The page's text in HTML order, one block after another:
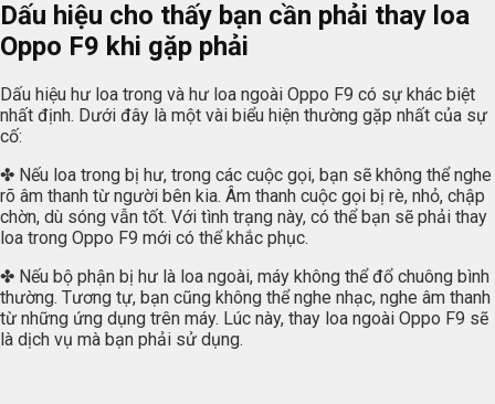
Dấu hiệu cho thấy bạn cần phải thay loa
Oppo F9 khi gặp phải
Dấu hiệu hư loa trong và hư loa ngoài Oppo F9 có sự khác biệt
nhất định. Dưới đây là một vài biểu hiện thường gặp nhất của sự
cố:
✤ Nếu loa trong bị hư, trong các cuộc gọi, bạn sẽ không thể nghe
rõ âm thanh từ người bên kia. Âm thanh cuộc gọi bị rè, nhỏ, chập
chờn, dù sóng vẫn tốt. Với tình trạng này, có thể bạn sẽ phải thay
loa trong Oppo F9 mới có thể khắc phục.
✤ Nếu bộ phận bị hư là loa ngoài, máy không thể đổ chuông bình
thường. Tương tự, bạn cũng không thể nghe nhạc, nghe âm thanh
từ những ứng dụng trên máy. Lúc này, thay loa ngoài Oppo F9 sẽ
là dịch vụ mà bạn phải sử dụng.